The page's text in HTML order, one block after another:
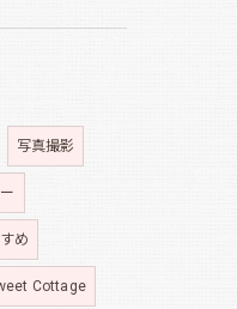
写真撮影
め
Cottage